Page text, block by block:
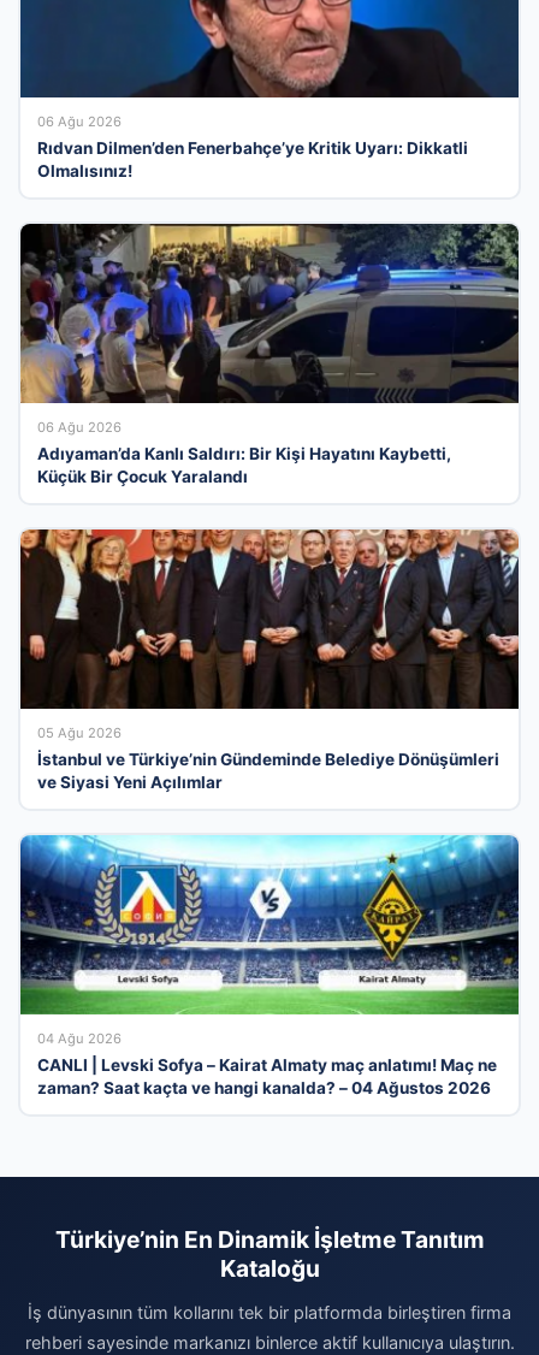
06 Ağu 2026
Rıdvan Dilmen’den Fenerbahçe’ye Kritik Uyarı: Dikkatli
Olmalısınız!
06 Ağu 2026
Adıyaman’da Kanlı Saldırı: Bir Kişi Hayatını Kaybetti,
Küçük Bir Çocuk Yaralandı
05 Ağu 2026
İstanbul ve Türkiye’nin Gündeminde Belediye Dönüşümleri
ve Siyasi Yeni Açılımlar
04 Ağu 2026
CANLI | Levski Sofya – Kairat Almaty maç anlatımı! Maç ne
zaman? Saat kaçta ve hangi kanalda? – 04 Ağustos 2026
Türkiye’nin En Dinamik İşletme Tanıtım
Kataloğu
İş dünyasının tüm kollarını tek bir platformda birleştiren firma
rehberi sayesinde markanızı binlerce aktif kullanıcıya ulaştırın.